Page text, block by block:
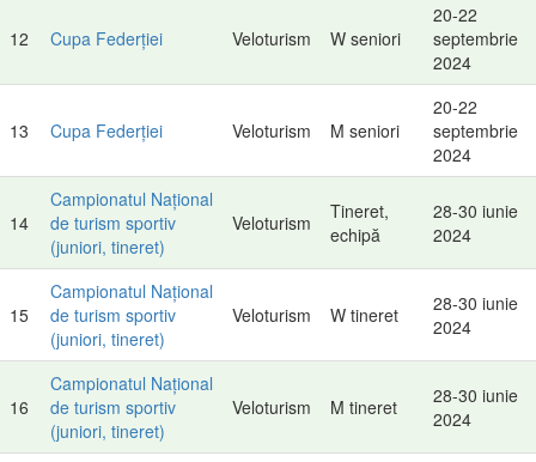
12 Cupa Federției Veloturism W seniori
20-22
septembrie
2024
13 Cupa Federției Veloturism M seniori
20-22
septembrie
2024
14
Campionatul Național
de turism sportiv
(juniori, tineret)
Veloturism
Tineret,
echipă
28-30 iunie
2024
15
Campionatul Național
de turism sportiv
(juniori, tineret)
Veloturism W tineret
28-30 iunie
2024
16
Campionatul Național
de turism sportiv
(juniori, tineret)
Veloturism M tineret
28-30 iunie
2024